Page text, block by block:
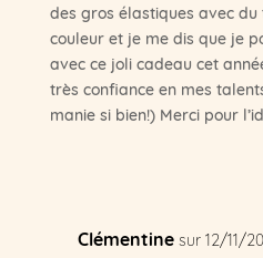
des gros élastiques avec
couleur et je me dis que je
avec ce joli cadeau cet
très confiance en mes
manie si bien!) Merci pour
Clémentine sur 12/11/